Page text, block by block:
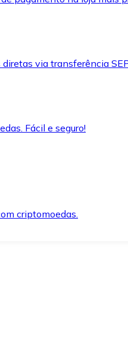
via transferência
Fácil e seguro!
criptomoedas.
e segura.
precisar.